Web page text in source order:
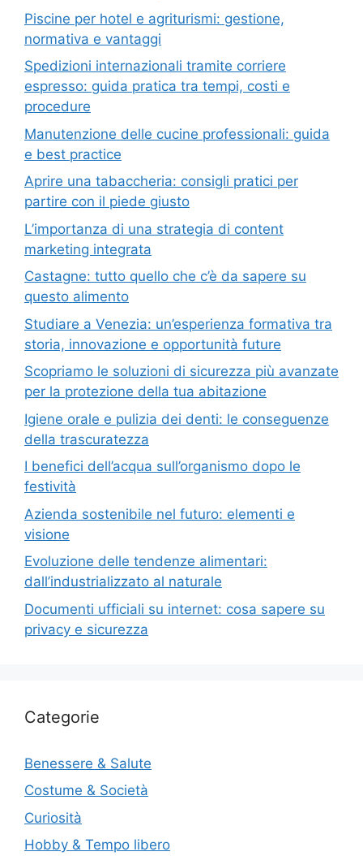
Piscine per hotel e agriturismi: gestione,
normativa e vantaggi
Spedizioni internazionali tramite corriere
espresso: guida pratica tra tempi, costi e
procedure
Manutenzione delle cucine professionali: guida
e best practice
Aprire una tabaccheria: consigli pratici per
partire con il piede giusto
L’importanza di una strategia di content
marketing integrata
Castagne: tutto quello che c’è da sapere su
questo alimento
Studiare a Venezia: un’esperienza formativa tra
storia, innovazione e opportunità future
Scopriamo le soluzioni di sicurezza più avanzate
per la protezione della tua abitazione
Igiene orale e pulizia dei denti: le conseguenze
della trascuratezza
I benefici dell’acqua sull’organismo dopo le
festività
Azienda sostenibile nel futuro: elementi e
visione
Evoluzione delle tendenze alimentari:
dall’industrializzato al naturale
Documenti ufficiali su internet: cosa sapere su
privacy e sicurezza
Categorie
Benessere & Salute
Costume & Società
Curiosità
Hobby & Tempo libero